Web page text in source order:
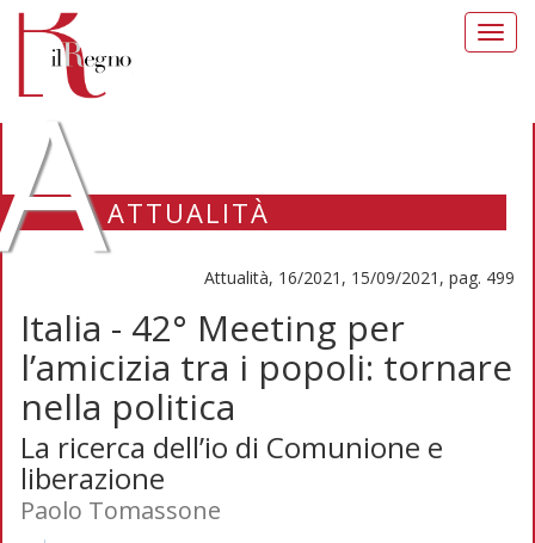
ATTUALITÀ
Attualità, 16/2021, 15/09/2021, pag. 499
Italia - 42° Meeting per
l’amicizia tra i popoli: tornare
nella politica
La ricerca dell’io di Comunione e
liberazione
Paolo Tomassone